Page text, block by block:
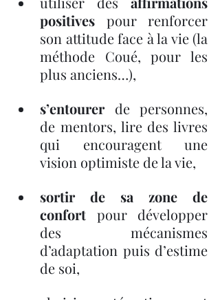
positives pour renforcer
son attitude face à la vie (la
méthode Coué, pour les
plus anciens…),
s’entourer de personnes,
de mentors, lire des livres
qui encouragent une
vision optimiste de la vie,
sortir de sa zone de
confort pour développer
des mécanismes
d’adaptation puis d’estime
de soi,